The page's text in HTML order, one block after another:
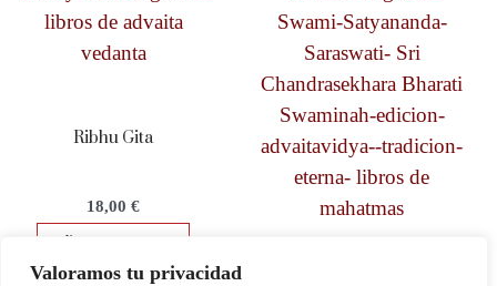
Valoramos tu privacidad
Ribhu Gita
18,00 €
Añadir al carrito